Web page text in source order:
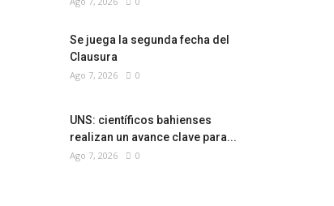
Se juega la segunda fecha del
Clausura
Ago 7, 2026 0
UNS: científicos bahienses
realizan un avance clave para...
Ago 7, 2026 0